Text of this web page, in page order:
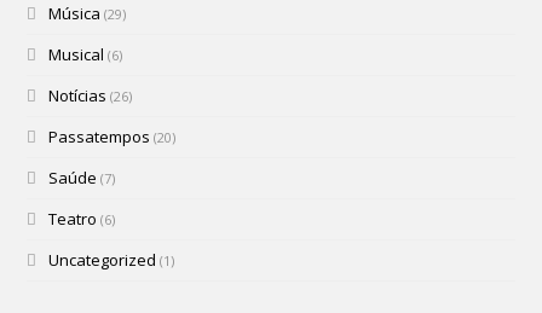
Música (29)
Musical (6)
Notícias (26)
Passatempos (20)
Saúde (7)
Teatro (6)
Uncategorized (1)